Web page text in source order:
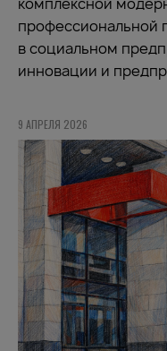
профессиональной
в социальном
инновации и
9 АПРЕЛЯ 2026